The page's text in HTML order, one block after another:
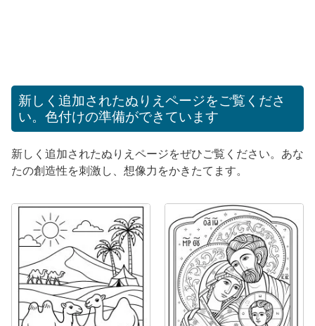
新しく追加されたぬりえページをご覧くださ
い。色付けの準備ができています
新しく追加されたぬりえページをぜひご覧ください。あな
たの創造性を刺激し、想像力をかきたてます。